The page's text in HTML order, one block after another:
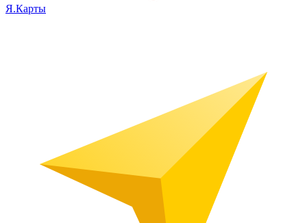
Я.Карты